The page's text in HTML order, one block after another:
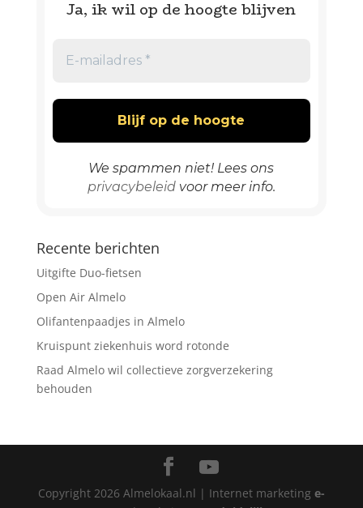
Ja, ik wil op de hoogte blijven
We spammen niet! Lees ons
privacybeleidvoor meer info.
Recente berichten
Uitgifte Duo-fietsen
Open Air Almelo
Olifantenpaadjes in Almelo
Kruispunt ziekenhuis word rotonde
Raad Almelo wil collectieve zorgverzekering
behouden
Copyright 2026 Almelokaal.nl | Internet marketing e-